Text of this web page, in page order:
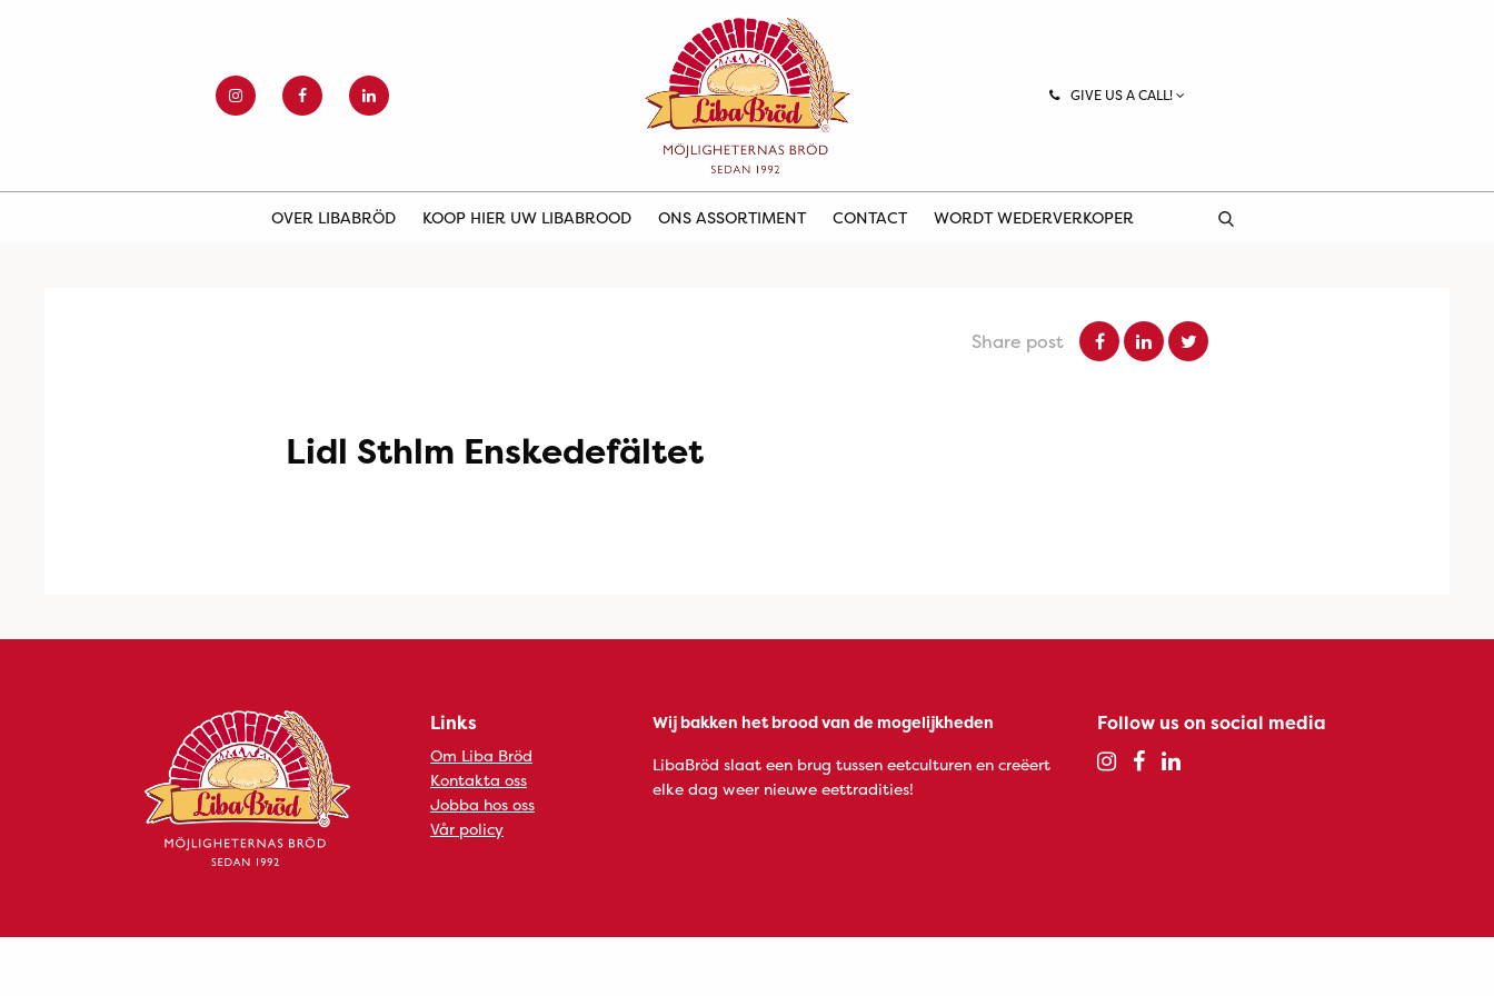
GIVE US A CALL!
OVER LIBABRÖD KOOP HIER UW LIBABROOD ONS ASSORTIMENT CONTACT WORDT WEDERVERKOPER
Share post
Lidl Sthlm Enskedefältet
Links
Om Liba Bröd
Kontakta oss
Jobba hos oss
Vår policy
Wij bakken het brood van de mogelijkheden
LibaBröd slaat een brug tussen eetculturen en creëert
elke dag weer nieuwe eettradities!
Follow us on social media